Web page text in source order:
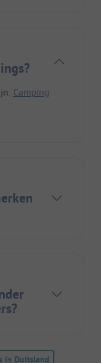
Camping
in Duitsland